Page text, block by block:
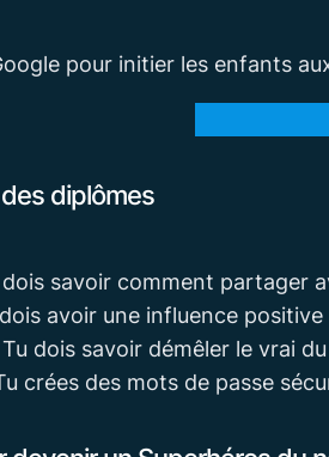
diplômes
savoir comment partager
avoir une influence
dois savoir démêler le vrai
crées des mots de passe